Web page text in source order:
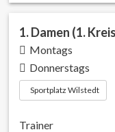
1. Damen (1.
Montags
Donnerstags
Sportplatz Wilstedt
Trainer